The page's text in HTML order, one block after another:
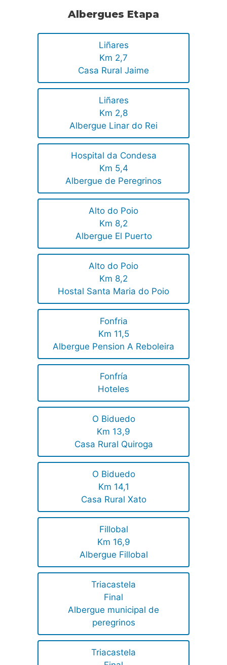
Albergues Etapa
Liñares
Km 2,7
Casa Rural Jaime
Liñares
Km 2,8
Albergue Linar do Rei
Hospital da Condesa
Km 5,4
Albergue de Peregrinos
Alto do Poio
Km 8,2
Albergue El Puerto
Alto do Poio
Km 8,2
Hostal Santa Maria do Poio
Fonfria
Km 11,5
Albergue Pension A Reboleira
Fonfría
Hoteles
O Biduedo
Km 13,9
Casa Rural Quiroga
O Biduedo
Km 14,1
Casa Rural Xato
Fillobal
Km 16,9
Albergue Fillobal
Triacastela
Final
Albergue municipal de
peregrinos
Triacastela